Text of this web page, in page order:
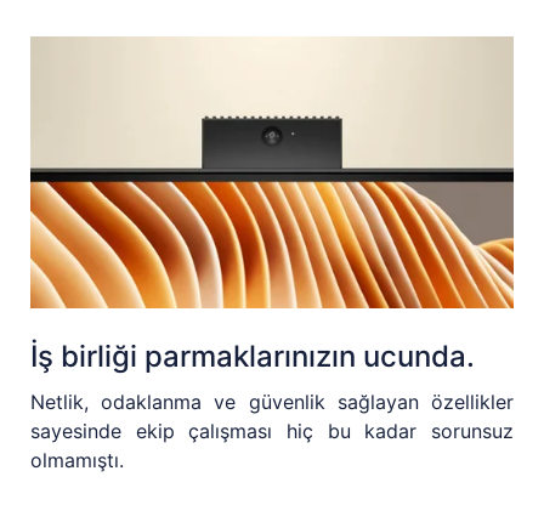
İş birliği parmaklarınızın ucunda.
Netlik, odaklanma ve güvenlik sağlayan özellikler
sayesinde ekip çalışması hiç bu kadar sorunsuz
olmamıştı.